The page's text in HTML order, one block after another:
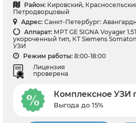
Район: Кировский,
Петродворцовый
Адрес: Санкт-Петербург:
Аппарат: МРТ GЕ SIGNA Voyager
укороченный тип, КТ Siemens
УЗИ
Режим работы: 8:00-18:00
Лицензия
проверена
Комплексное УЗИ
Выгода до 15%